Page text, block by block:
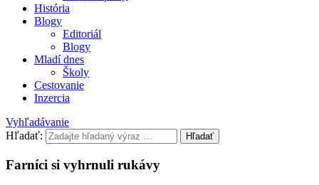
História
Blogy
Editoriál
Blogy
Mladí dnes
Školy
Cestovanie
Inzercia
Vyhľadávanie
Hľadať:
Hľadať
Farníci si vyhrnuli rukávy